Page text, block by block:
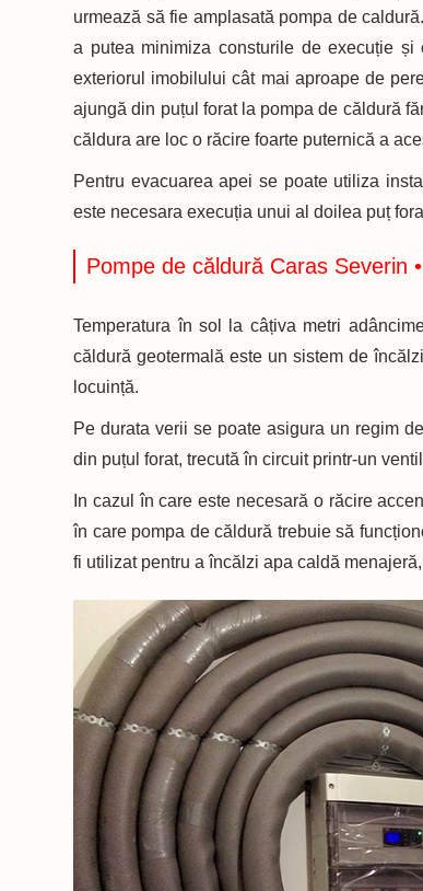
urmează să fie amplasată pompa de
a putea minimiza consturile de execuție
exteriorul imobilului cât mai aproape de
ajungă din puțul forat la pompa de căldură
căldura are loc o răcire foarte puternică a
Pentru evacuarea apei se poate utiliza
este necesara execuția unui al doilea puț
Pompe de căldură Caras Severin
Temperatura în sol la câțiva metri
căldură geotermală este un sistem de
locuință.
Pe durata verii se poate asigura un regim
din puțul forat, trecută în circuit printr-un
In cazul în care este necesară o răcire
în care pompa de căldură trebuie să
fi utilizat pentru a încălzi apa caldă